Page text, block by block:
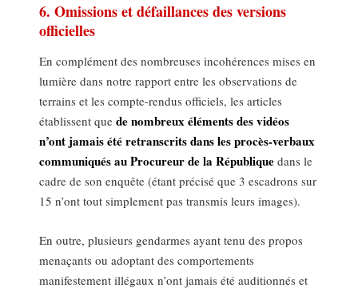
6. Omissions et défaillances des versions
officielles
En complément des nombreuses incohérences mises en
lumière dans notre rapport entre les observations de
terrains et les compte-rendus officiels, les articles
établissent quede nombreux éléments des vidéos
n’ont jamais été retranscrits dans les procès-verbaux
communiqués au Procureur de la République dans le
cadre de son enquête (étant précisé que 3 escadrons sur
15 n’ont tout simplement pas transmis leurs images).
En outre, plusieurs gendarmes ayant tenu des propos
menaçants ou adoptant des comportements
manifestement illégaux n’ont jamais été auditionnés et